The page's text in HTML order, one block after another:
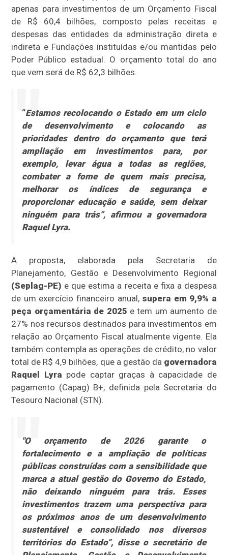
apenas para investimentos de um Orçamento Fiscal
de R$ 60,4 bilhões, composto pelas receitas e
despesas das entidades da administração direta e
indireta e Fundações instituídas e/ou mantidas pelo
Poder Público estadual. O orçamento total do ano
que vem será de R$ 62,3 bilhões.
“Estamos recolocando o Estado em um ciclo
de desenvolvimento e colocando as
prioridades dentro do orçamento que terá
ampliação em investimentos para, por
exemplo, levar água a todas as regiões,
combater a fome de quem mais precisa,
melhorar os índices de segurança e
proporcionar educação e saúde, sem deixar
ninguém para trás”, afirmou a governadora
Raquel Lyra.
A proposta, elaborada pela Secretaria de
Planejamento, Gestão e Desenvolvimento Regional
(Seplag-PE) e que estima a receita e fixa a despesa
de um exercício financeiro anual, supera em 9,9% a
peça orçamentária de 2025 e tem um aumento de
27% nos recursos destinados para investimentos em
relação ao Orçamento Fiscal atualmente vigente. Ela
também contempla as operações de crédito, no valor
total de R$ 4,9 bilhões, que a gestão da governadora
Raquel Lyra pode captar graças à capacidade de
pagamento (Capag) B+, definida pela Secretaria do
Tesouro Nacional (STN).
"O orçamento de 2026 garante o
fortalecimento e a ampliação de políticas
públicas construídas com a sensibilidade que
marca a atual gestão do Governo do Estado,
não deixando ninguém para trás. Esses
investimentos trazem uma perspectiva para
os próximos anos de um desenvolvimento
sustentável e consolidado nos diversos
territórios do Estado”, disse o secretário de